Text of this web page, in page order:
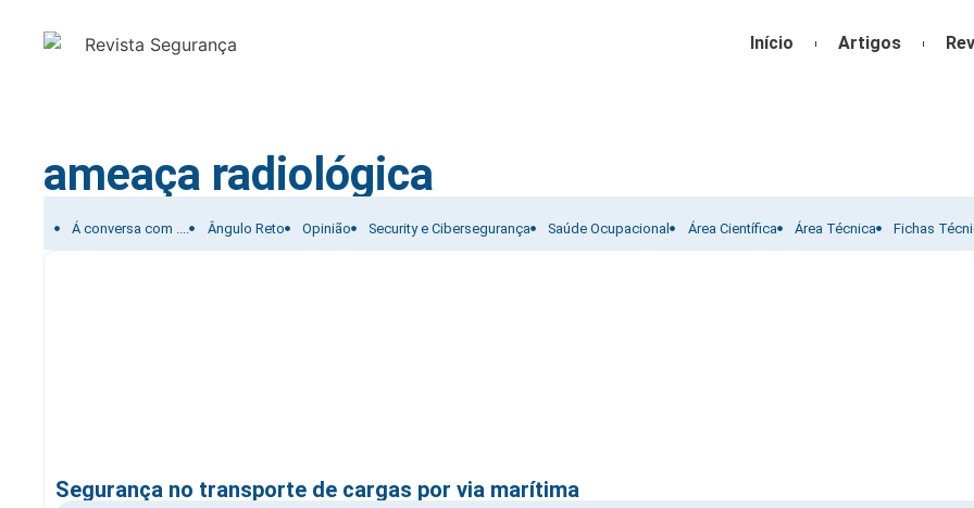
Início Artigos
ameaça radiológica
Filtrar por:
Á conversa com .... Ângulo Reto Opinião Security e Cibersegurança Saúde Ocupacional Área Científica Área Técnica Fichas
Segurança no transporte de cargas por via marítima